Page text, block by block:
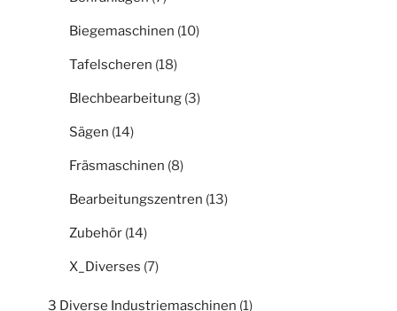
Biegemaschinen (10)
Tafelscheren (18)
Blechbearbeitung (3)
Sägen (14)
Fräsmaschinen (8)
Bearbeitungszentren (13)
Zubehör (14)
X_Diverses (7)
3 Diverse Industriemaschinen (1)